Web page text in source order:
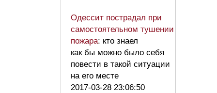
Одессит пострадал при
самостоятельном тушении
пожара: кто знаел
как бы можно было себя
повести в такой ситуации
на его месте
2017-03-28 23:06:50